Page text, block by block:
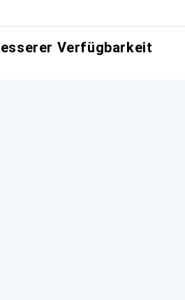
Verfügbarkeit